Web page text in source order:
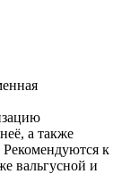
а также
к
вальгусной и